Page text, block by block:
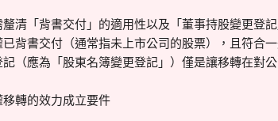
清「背書交付」的適用性以及「董事持股變更登
已背書交付（通常指未上市公司的股票），且符合
（應為「股東名簿變更登記」）僅是讓移轉在對
移轉的效力成立要件